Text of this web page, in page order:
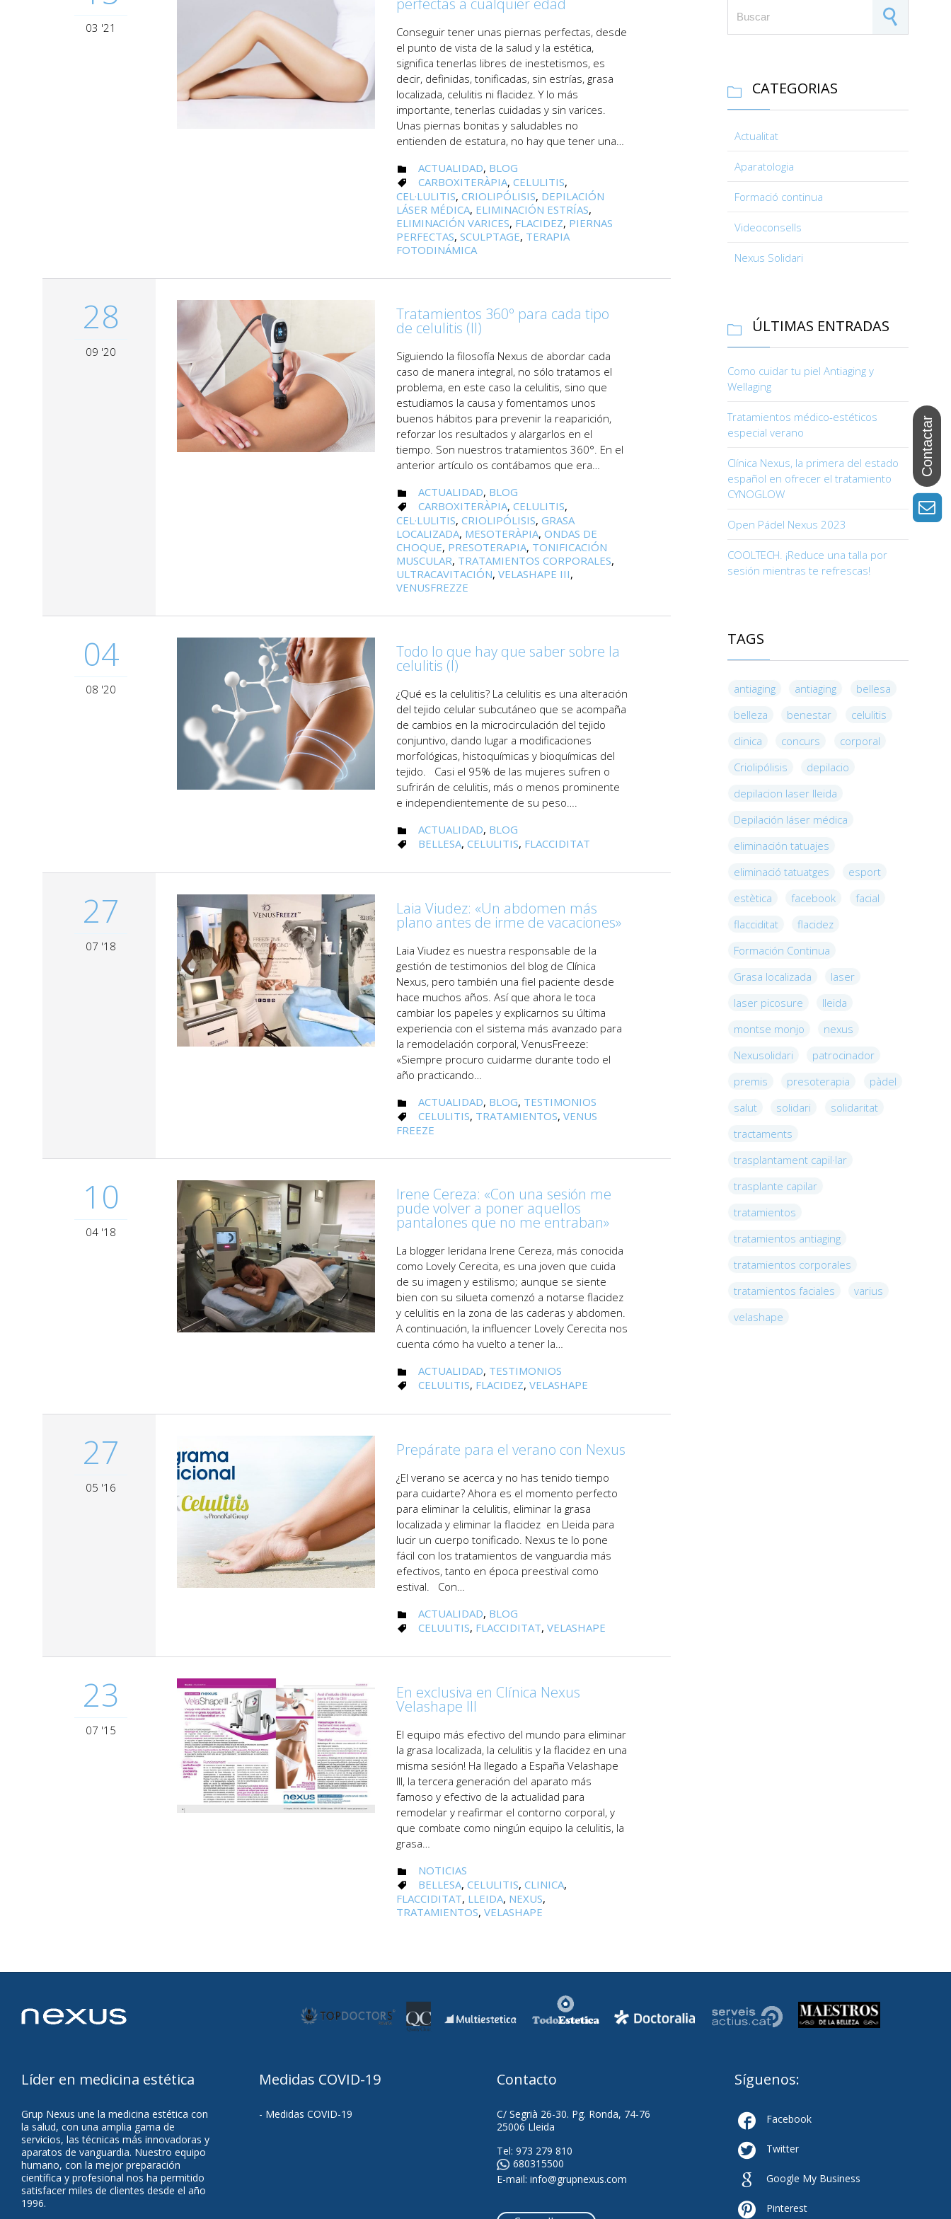
03 '21
perfectas a cualquier edad
Conseguir tener unas piernas perfectas, desde
el punto de vista de la salud y la estética,
significa tenerlas libres de inestetismos, es
decir, definidas, tonificadas, sin estrías, grasa
localizada, celulitis ni flacidez. Y lo más
importante, tenerlas cuidadas y sin varices.
Unas piernas bonitas y saludables no
entienden de estatura, no hay que tener una…
 CATEGORY
ACTUALIDAD, BLOG
 CATEGORY
CARBOXITERÀPIA, CELULITIS,
CEL·LULITIS, CRIOLIPÓLISIS, DEPILACIÓN
LÁSER MÉDICA, ELIMINACIÓN ESTRÍAS,
ELIMINACIÓN VARICES, FLACIDEZ, PIERNAS
PERFECTAS, SCULPTAGE, TERAPIA
FOTODINÁMICA
28
09 '20
Tratamientos 360º para cada tipo
de celulitis (II)
Siguiendo la filosofía Nexus de abordar cada
caso de manera integral, no sólo tratamos el
problema, en este caso la celulitis, sino que
estudiamos la causa y fomentamos unos
buenos hábitos para prevenir la reaparición,
reforzar los resultados y alargarlos en el
tiempo. Son nuestros tratamientos 360°. En el
anterior artículo os contábamos que era…
 CATEGORY
ACTUALIDAD, BLOG
 CATEGORY
CARBOXITERÀPIA, CELULITIS,
CEL·LULITIS, CRIOLIPÓLISIS, GRASA
LOCALIZADA, MESOTERÀPIA, ONDAS DE
CHOQUE, PRESOTERAPIA, TONIFICACIÓN
MUSCULAR, TRATAMIENTOS CORPORALES,
ULTRACAVITACIÓN, VELASHAPE III,
VENUSFREZZE
04
08 '20
Todo lo que hay que saber sobre la
celulitis (I)
¿Qué es la celulitis? La celulitis es una alteración
del tejido celular subcutáneo que se acompaña
de cambios en la microcirculación del tejido
conjuntivo, dando lugar a modificaciones
morfológicas, histoquímicas y bioquímicas del
tejido. Casi el 95% de las mujeres sufren o
sufrirán de celulitis, más o menos prominente
e independientemente de su peso….
 CATEGORY
ACTUALIDAD, BLOG
 CATEGORY
BELLESA, CELULITIS, FLACCIDITAT
27
07 '18
Laia Viudez: «Un abdomen más
plano antes de irme de vacaciones»
Laia Viudez es nuestra responsable de la
gestión de testimonios del blog de Clínica
Nexus, pero también una fiel paciente desde
hace muchos años. Así que ahora le toca
cambiar los papeles y explicarnos su última
experiencia con el sistema más avanzado para
la remodelación corporal, VenusFreeze:
«Siempre procuro cuidarme durante todo el
año practicando…
 CATEGORY
ACTUALIDAD, BLOG, TESTIMONIOS
 CATEGORY
CELULITIS, TRATAMIENTOS, VENUS
FREEZE
10
04 '18
Irene Cereza: «Con una sesión me
pude volver a poner aquellos
pantalones que no me entraban»
La blogger leridana Irene Cereza, más conocida
como Lovely Cerecita, es una joven que cuida
de su imagen y estilismo; aunque se siente
bien con su silueta comenzó a notarse flacidez
y celulitis en la zona de las caderas y abdomen.
A continuación, la influencer Lovely Cerecita nos
cuenta cómo ha vuelto a tener la…
 CATEGORY
ACTUALIDAD, TESTIMONIOS
 CATEGORY
CELULITIS, FLACIDEZ, VELASHAPE
27
05 '16
Prepárate para el verano con Nexus
¿El verano se acerca y no has tenido tiempo
para cuidarte? Ahora es el momento perfecto
para eliminar la celulitis, eliminar la grasa
localizada y eliminar la flacidez en Lleida para
lucir un cuerpo tonificado. Nexus te lo pone
fácil con los tratamientos de vanguardia más
efectivos, tanto en época preestival como
estival. Con…
 CATEGORY
ACTUALIDAD, BLOG
 CATEGORY
CELULITIS, FLACCIDITAT, VELASHAPE
23
07 '15
En exclusiva en Clínica Nexus
Velashape III
El equipo más efectivo del mundo para eliminar
la grasa localizada, la celulitis y la flacidez en una
misma sesión! Ha llegado a España Velashape
III, la tercera generación del aparato más
famoso y efectivo de la actualidad para
remodelar y reafirmar el contorno corporal, y
que combate como ningún equipo la celulitis, la
grasa…
 CATEGORY
NOTICIAS
 CATEGORY
BELLESA, CELULITIS, CLINICA,
FLACCIDITAT, LLEIDA, NEXUS,
TRATAMIENTOS, VELASHAPE
 CATEGORIAS
Actualitat
Aparatologia
Formació continua
Videoconsells
Nexus Solidari
 ÚLTIMAS ENTRADAS
Como cuidar tu piel Antiaging y
Wellaging
Tratamientos médico-estéticos
especial verano
Clínica Nexus, la primera del estado
español en ofrecer el tratamiento
CYNOGLOW
Open Pádel Nexus 2023
COOLTECH. ¡Reduce una talla por
sesión mientras te refrescas!
TAGS
antiaging antiaging
bellesa
belleza
benestar
celulitis
clinica
concurs
corporal
Criolipólisis
depilacio
depilacion laser lleida
Depilación láser médica
eliminación tatuajes
eliminació tatuatges
esport
estètica
facebook
facial
flacciditat
flacidez
Formación Continua
Grasa localizada
laser
laser picosure
lleida
montse monjo
nexus
Nexusolidari
patrocinador
premis
presoterapia
pàdel
salut
solidari
solidaritat
tractaments
trasplantament capil·lar
trasplante capilar
tratamientos
tratamientos antiaging
tratamientos corporales
tratamientos faciales
varius
velashape
Líder en medicina estética
Grup Nexus une la medicina estética con
la salud, con una amplia gama de
servicios, las técnicas más innovadoras y
aparatos de vanguardia. Nuestro equipo
humano, con la mejor preparación
científica y profesional nos ha permitido
satisfacer miles de clientes desde el año
1996.
Medidas COVID-19
- Medidas COVID-19
Contacto
C/ Segrià 26-30. Pg. Ronda, 74-76
25006 Lleida
Tel: 973 279 810
680315500
E-mail: info@grupnexus.com
Síguenos:
 Facebook
 Twitter
 Google My Business
 Pinterest